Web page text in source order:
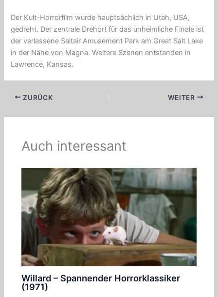
Der Kult-Horrorfilm wurde hauptsächlich in Utah, USA,
gedreht. Der zentrale Drehort für das unheimliche Finale ist
der verlassene Saltair Amusement Park am Great Salt Lake
in der Nähe von Magna. Weitere Szenen entstanden in
Lawrence, Kansas.
ZURÜCK WEITER
Auch interessant
Willard – Spannender Horrorklassiker
(1971)